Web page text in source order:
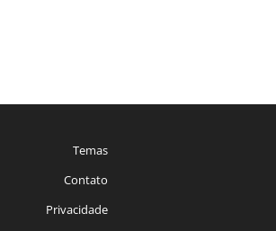
Temas
Contato
Privacidade